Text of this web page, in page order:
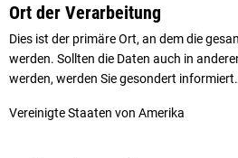
Ort der Verarbeitung
Dies ist der primäre Ort, an dem die
werden. Sollten die Daten auch in
werden, werden Sie gesondert informiert.
Vereinigte Staaten von Amerika